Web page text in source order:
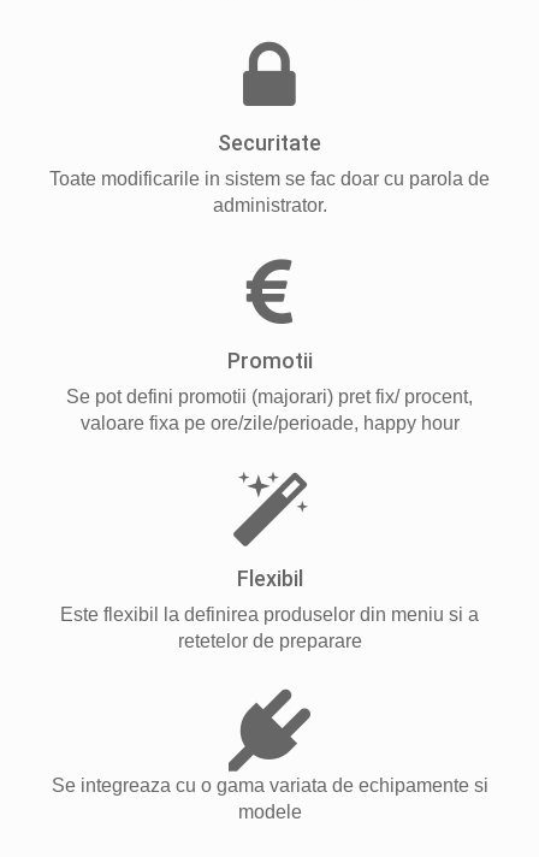
Securitate
Toate modificarile in sistem se fac doar cu parola de
administrator.
Promotii
Se pot defini promotii (majorari) pret fix/ procent,
valoare fixa pe ore/zile/perioade, happy hour
Flexibil
Este flexibil la definirea produselor din meniu si a
retetelor de preparare
Se integreaza cu o gama variata de echipamente si
modele